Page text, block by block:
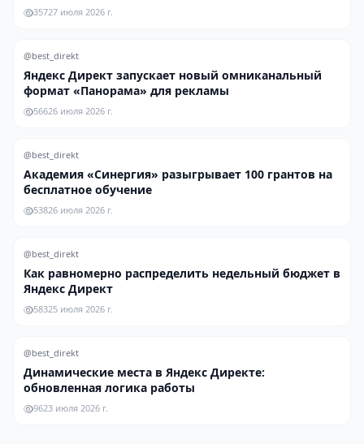
35727 июля 2026 г.
@best_direkt
Яндекс Директ запускает новый омниканальный
формат «Панорама» для рекламы
56626 июля 2026 г.
@best_direkt
Академия «Синергия» разыгрывает 100 грантов на
бесплатное обучение
53826 июля 2026 г.
@best_direkt
Как равномерно распределить недельный бюджет в
Яндекс Директ
58325 июля 2026 г.
@best_direkt
Динамические места в Яндекс Директе:
обновленная логика работы
9623 июля 2026 г.